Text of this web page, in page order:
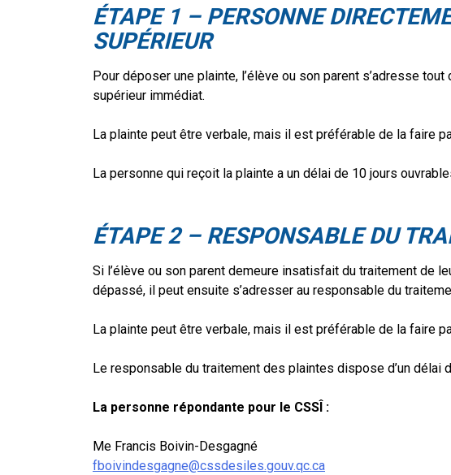
ÉTAPE 1 – PERSONNE
SUPÉRIEUR
Pour déposer une plainte, l’élève ou son parent s’adresse
supérieur immédiat.
La plainte peut être verbale, mais il est préférable de la faire
La personne qui reçoit la plainte a un délai de 10 jours
ÉTAPE 2 – RESPONSABLE DU
Si l’élève ou son parent demeure insatisfait du traitement de
dépassé, il peut ensuite s’adresser au responsable du
La plainte peut être verbale, mais il est préférable de la faire
Le responsable du traitement des plaintes dispose d’un délai
La personne répondante pour le CSSÎ :
Me Francis Boivin-Desgagné
fboivindesgagne@cssdesiles.gouv.qc.ca